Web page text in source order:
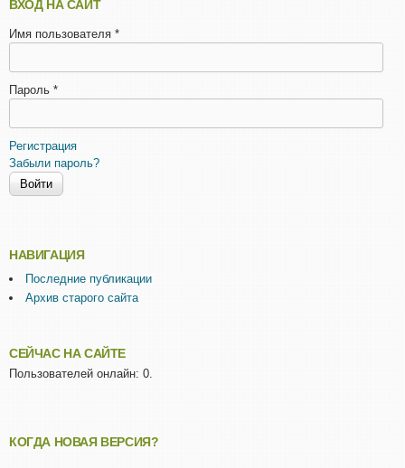
ВХОД НА САЙТ
Имя пользователя *
Пароль *
Регистрация
Забыли пароль?
НАВИГАЦИЯ
Последние публикации
Архив старого сайта
СЕЙЧАС НА САЙТЕ
Пользователей онлайн: 0.
КОГДА НОВАЯ ВЕРСИЯ?